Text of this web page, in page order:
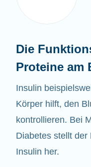
Die
Proteine am
Insulin
Körper hilft, den
kontrollieren. Bei
Diabetes stellt der
Insulin her.